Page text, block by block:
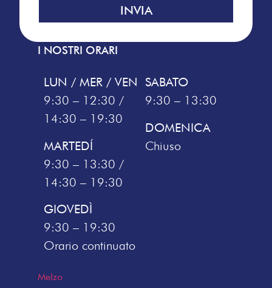
INVIA
I NOSTRI ORARI
LUN / MER / VEN
9:30 – 12:30 /
14:30 – 19:30
MARTEDÍ
9:30 – 13:30 /
14:30 – 19:30
GIOVEDÌ
9:30 – 19:30
Orario continuato
SABATO
9:30 – 13:30
DOMENICA
Chiuso
Melzo